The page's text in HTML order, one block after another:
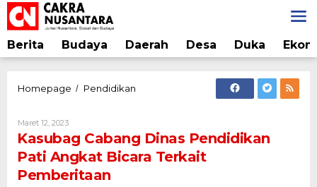
Lewati
ke
konten
Berita Budaya Daerah Desa Duka
Homepage / Pendidikan
Pendidikan
Pati
Angkat
Maret 12, 2023Oleh
Cakra
Kasubag Cabang Dinas Pendidikan
Pati Angkat Bicara Terkait
Pemberitaan